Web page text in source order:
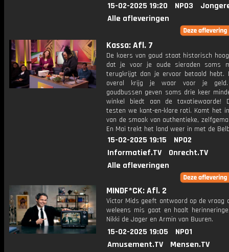
15-02-2025 19:20 NPO3
Alle afleveringen
Kassa: Afl. 7
De koers van goud staat historisch
dat je voor je oude sieraden soms
terugkrijgt dan je ervoor betaald hebt.
overal krijg je waar voor je geld.
goudbussen geven soms drie keer
winkel biedt aan de taxatiewaarde!
testen we kant-en-klare roti. Komt het
van de smaak van authentieke,
En Mai trekt het land weer in met de
15-02-2025 19:15
NPO2
Informatief.TV
Onrecht.TV
Alle afleveringen
MINDF*CK: Afl. 2
Victor Mids geeft antwoord op de vraag
weleens mis gaat en haalt
Nikki de Jager en Armin van Buuren.
15-02-2025 19:05
NPO1
Amusement.TV
Mensen.TV